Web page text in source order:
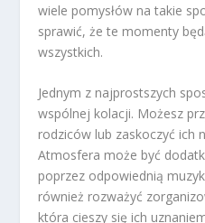
wiele pomysłów na takie
sprawić, że te momenty
wszystkich.
Jednym z najprostszych
wspólnej kolacji. Możesz
rodziców lub zaskoczyć ich
Atmosfera może być
poprzez odpowiednią
również rozważyć
która cieszy się ich